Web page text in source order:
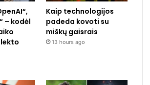
– kodėl
Kaip technologijos
padeda kovoti su
miškų gaisrais
13 hours ago